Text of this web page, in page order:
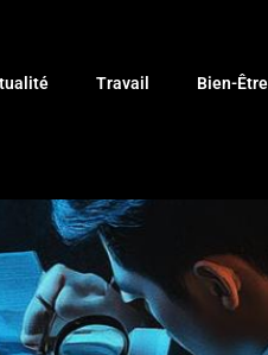
Travail Bien-Être